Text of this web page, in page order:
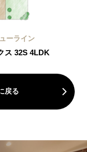
ーライン
ス 32S 4LDK
戻る